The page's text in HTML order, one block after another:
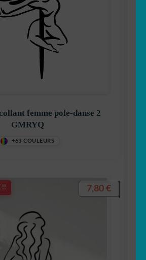
femme pole-danse 2
GMRYQ
+63 COULEURS
!! 7,80 €